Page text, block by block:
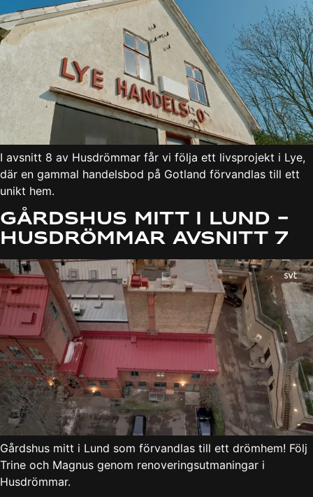
I avsnitt 8 av Husdrömmar får vi följa ett livsprojekt i Lye,
där en gammal handelsbod på Gotland förvandlas till ett
unikt hem.
Gårdshus mitt i Lund –
Husdrömmar avsnitt 7
Gårdshus mitt i Lund som förvandlas till ett drömhem! Följ
Trine och Magnus genom renoveringsutmaningar i
Husdrömmar.